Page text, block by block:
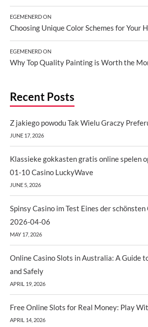
EGEMENERDON
Choosing Unique Color Schemes for Your
EGEMENERDON
Why Top Quality Painting is Worth the
Recent Posts
Z jakiego powodu Tak Wielu Graczy
JUNE 17, 2026
Klassieke gokkasten gratis online spelen
01-10 Casino LuckyWave
JUNE 5, 2026
Spinsy Casino im Test Eines der
2026-04-06
MAY 17, 2026
Online Casino Slots in Australia: A Guide
and Safely
APRIL 19, 2026
Free Online Slots for Real Money: Play
APRIL 14, 2026